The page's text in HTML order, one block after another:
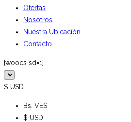
Ofertas
Nosotros
Nuestra Ubicación
Contacto
[woocs sd=1]
$ USD
Bs. VES
$ USD